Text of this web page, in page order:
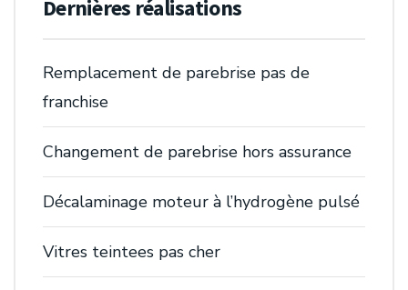
Dernières réalisations
Remplacement de parebrise pas de
franchise
Changement de parebrise hors assurance
Décalaminage moteur à l’hydrogène pulsé
Vitres teintees pas cher